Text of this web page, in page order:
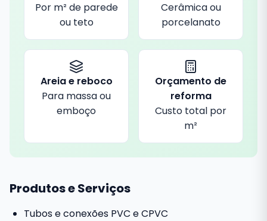
Por m² de parede
ou teto
Cerâmica ou
porcelanato
Areia e reboco
Para massa ou
emboço
Orçamento de
reforma
Custo total por
m²
Produtos e Serviços
Tubos e conexões PVC e CPVC